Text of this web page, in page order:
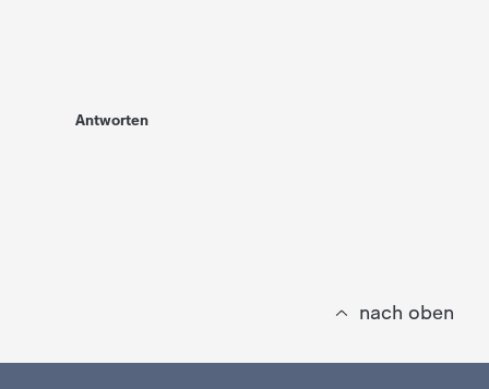
Antworten
nach oben